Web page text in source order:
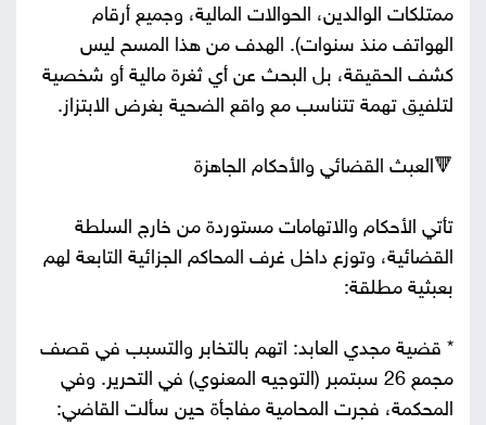
ممتلكات الوالدين، الحوالات المالية، وجميع أرقام
الهواتف منذ سنوات). الهدف من هذا المسح ليس
كشف الحقيقة، بل البحث عن أي ثغرة مالية أو شخصية
لتلفيق تهمة تتناسب مع واقع الضحية بغرض الابتزاز.
🔻العبث القضائي والأحكام الجاهزة
تأتي الأحكام والاتهامات مستوردة من خارج السلطة
القضائية، وتوزع داخل غرف المحاكم الجزائية التابعة لهم
بعبثية مطلقة:
* قضية مجدي العابد: اتهم بالتخابر والتسبب في قصف
مجمع 26 سبتمبر (التوجيه المعنوي) في التحرير. وفي
المحكمة، فجرت المحامية مفاجأة حين سألت القاضي: